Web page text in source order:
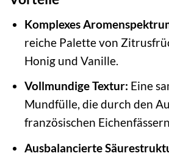
Komplexes
reiche Palette von
Honig und Vanille.
Vollmundige Textur: Eine
Mundfülle, die durch den
französischen
Ausbalancierte